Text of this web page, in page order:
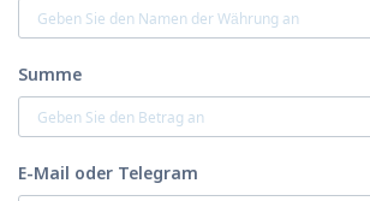
Summe
E-Mail oder Telegram